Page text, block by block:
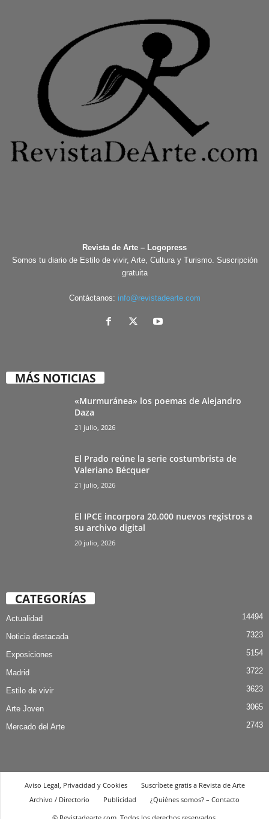
Revista de Arte – Logopress
Somos tu diario de Estilo de vivir, Arte, Cultura y Turismo. Suscripción
gratuita
Contáctanos: info@revistadearte.com
MÁS NOTICIAS
«Murmuránea» los poemas de Alejandro
Daza
21 julio, 2026
El Prado reúne la serie costumbrista de
Valeriano Bécquer
21 julio, 2026
El IPCE incorpora 20.000 nuevos registros a
su archivo digital
20 julio, 2026
CATEGORÍAS
Actualidad 14494
Noticia destacada 7323
Exposiciones 5154
Madrid 3722
Estilo de vivir 3623
Arte Joven 3065
Mercado del Arte 2743
Aviso Legal, Privacidad y Cookies
Suscríbete gratis a Revista de Arte
Archivo / Directorio
Publicidad
¿Quiénes somos? – Contacto
© Revistadearte.com. Todos los derechos reservados.